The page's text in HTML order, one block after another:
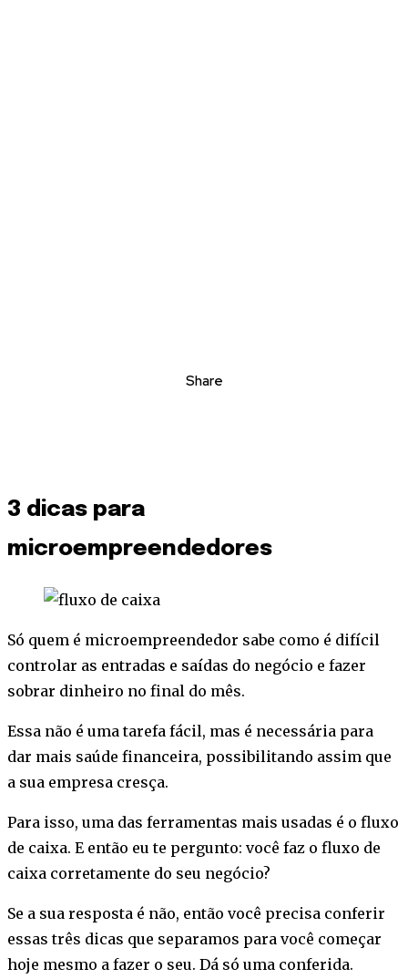
Share
3 dicas para
microempreendedores
Só quem é microempreendedor sabe como é difícil
controlar as entradas e saídas do negócio e fazer
sobrar dinheiro no final do mês.
Essa não é uma tarefa fácil, mas é necessária para
dar mais saúde financeira, possibilitando assim que
a sua empresa cresça.
Para isso, uma das ferramentas mais usadas é o fluxo
de caixa. E então eu te pergunto: você faz o fluxo de
caixa corretamente do seu negócio?
Se a sua resposta é não, então você precisa conferir
essas três dicas que separamos para você começar
hoje mesmo a fazer o seu. Dá só uma conferida.